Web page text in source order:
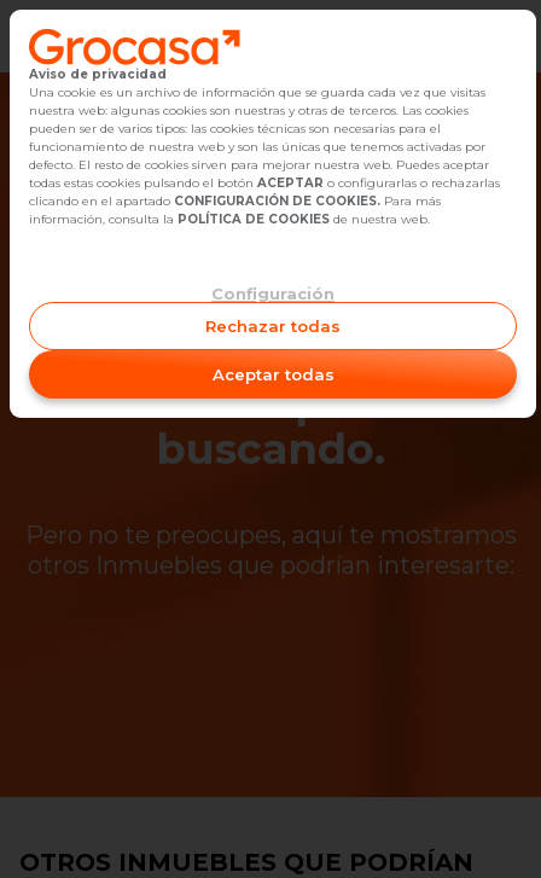
Vender
Buscar Inmuebles
Alquiler
Empleo
Oficinas
Contacto
¡Ups! Ya no está
disponible el
inmueble que estás
buscando.
Pero no te preocupes, aquí te mostramos
otros Inmuebles que podrían interesarte:
OTROS INMUEBLES QUE PODRÍAN
Aviso de privacidad
Una cookie es un archivo de información que se guarda cada vez que visitas
nuestra web: algunas cookies son nuestras y otras de terceros. Las cookies
pueden ser de varios tipos: las cookies técnicas son necesarias para el
funcionamiento de nuestra web y son las únicas que tenemos activadas por
defecto. El resto de cookies sirven para mejorar nuestra web. Puedes aceptar
todas estas cookies pulsando el botón ACEPTAR o configurarlas o rechazarlas
clicando en el apartado CONFIGURACIÓN DE COOKIES. Para más
información, consulta la POLÍTICA DE COOKIES de nuestra web.
Configuración
Rechazar todas
Aceptar todas